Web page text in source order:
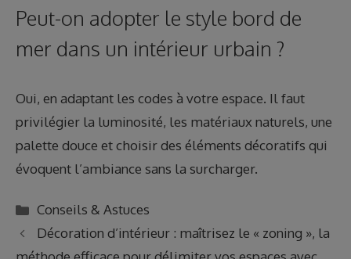
Peut-on adopter le style bord de
mer dans un intérieur urbain ?
Oui, en adaptant les codes à votre espace. Il faut
privilégier la luminosité, les matériaux naturels, une
palette douce et choisir des éléments décoratifs qui
évoquent l’ambiance sans la surcharger.
Catégories
Conseils & Astuces
Décoration d’intérieur : maîtrisez le « zoning », la